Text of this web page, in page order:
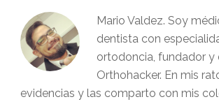
Mario Valdez. Soy
dentista con
ortodoncia, fundador y
Orthohacker. En mis
evidencias y las comparto con mis